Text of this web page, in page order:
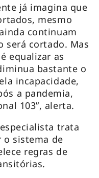
já imagina que
mesmo
continuam
será cortado. Mas
equalizar as
bastante o
incapacidade,
a pandemia,
103”, alerta.
trata
o sistema de
regras de